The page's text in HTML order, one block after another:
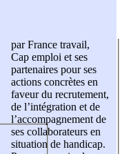
par France travail,
Cap emploi et ses
partenaires pour ses
actions concrètes en
faveur du recrutement,
de l’intégration et de
l’accompagnement de
ses collaborateurs en
situation de handicap.